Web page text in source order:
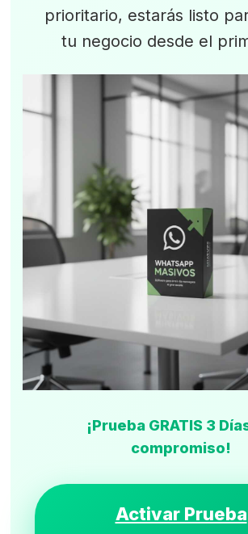
prioritario, estarás listo
tu negocio desde el
¡Prueba GRATIS 3
compromiso!
Activar Prueba